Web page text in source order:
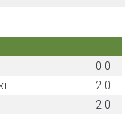
0:0
2:0
2:0